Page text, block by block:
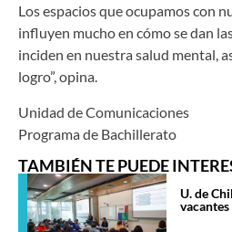
Los espacios que ocupamos con
influyen mucho en cómo se dan
inciden en nuestra salud mental,
logro”, opina.
Unidad de Comunicaciones
Programa de Bachillerato
TAMBIÉN TE PUEDE
U. de
vacantes